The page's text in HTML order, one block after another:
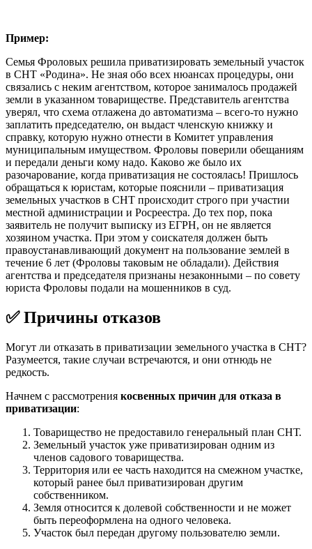
Пример:
Семья Фроловых решила приватизировать земельный участок
в СНТ «Родина». Не зная обо всех нюансах процедуры, они
связались с неким агентством, которое занималось продажей
земли в указанном товариществе. Представитель агентства
уверял, что схема отлажена до автоматизма – всего-то нужно
заплатить председателю, он выдаст членскую книжку и
справку, которую нужно отнести в Комитет управления
муниципальным имуществом. Фроловы поверили обещаниям
и передали деньги кому надо. Каково же было их
разочарование, когда приватизация не состоялась! Пришлось
обращаться к юристам, которые пояснили – приватизация
земельных участков в СНТ происходит строго при участии
местной администрации и Росреестра. До тех пор, пока
заявитель не получит выписку из ЕГРН, он не является
хозяином участка. При этом у соискателя должен быть
правоустанавливающий документ на пользование землей в
течение 6 лет (Фроловы таковым не обладали). Действия
агентства и председателя признаны незаконными – по совету
юриста Фроловы подали на мошенников в суд.
✅ Причины отказов
Могут ли отказать в приватизации земельного участка в СНТ?
Разумеется, такие случаи встречаются, и они отнюдь не
редкость.
Начнем с рассмотрения косвенных причин для отказа в
приватизации:
Товарищество не предоставило генеральный план СНТ.
Земельный участок уже приватизирован одним из
членов садового товарищества.
Территория или ее часть находится на смежном участке,
который ранее был приватизирован другим
собственником.
Земля относится к долевой собственности и не может
быть переоформлена на одного человека.
Участок был передан другому пользователю земли.